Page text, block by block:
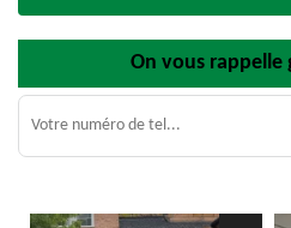
On vous